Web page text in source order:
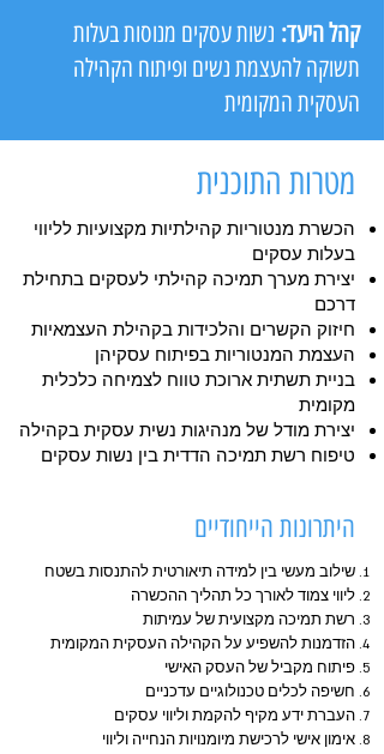
קהל היעד: נשות עסקים מנוסות בעלות
תשוקה להעצמת נשים ופיתוח הקהילה
העסקית המקומית
מטרות התוכנית
הכשרת מנטוריות קהילתיות מקצועיות לליווי
בעלות עסקים
יצירת מערך תמיכה קהילתי לעסקים בתחילת
דרכם
חיזוק הקשרים והלכידות בקהילת העצמאיות
העצמת המנטוריות בפיתוח עסקיהן
בניית תשתית ארוכת טווח לצמיחה כלכלית
מקומית
יצירת מודל של מנהיגות נשית עסקית בקהילה
טיפוח רשת תמיכה הדדית בין נשות עסקים
היתרונות הייחודיים
שילוב מעשי בין למידה תיאורטית להתנסות בשטח
ליווי צמוד לאורך כל תהליך ההכשרה
רשת תמיכה מקצועית של עמיתות
הזדמנות להשפיע על הקהילה העסקית המקומית
פיתוח מקביל של העסק האישי
חשיפה לכלים טכנולוגיים עדכניים
העברת ידע מקיף להקמת וליווי עסקים
אימון אישי לרכישת מיומנויות הנחייה וליווי